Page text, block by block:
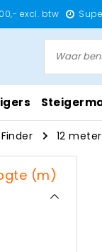
excl. btw
Finder 12 meter
(m)